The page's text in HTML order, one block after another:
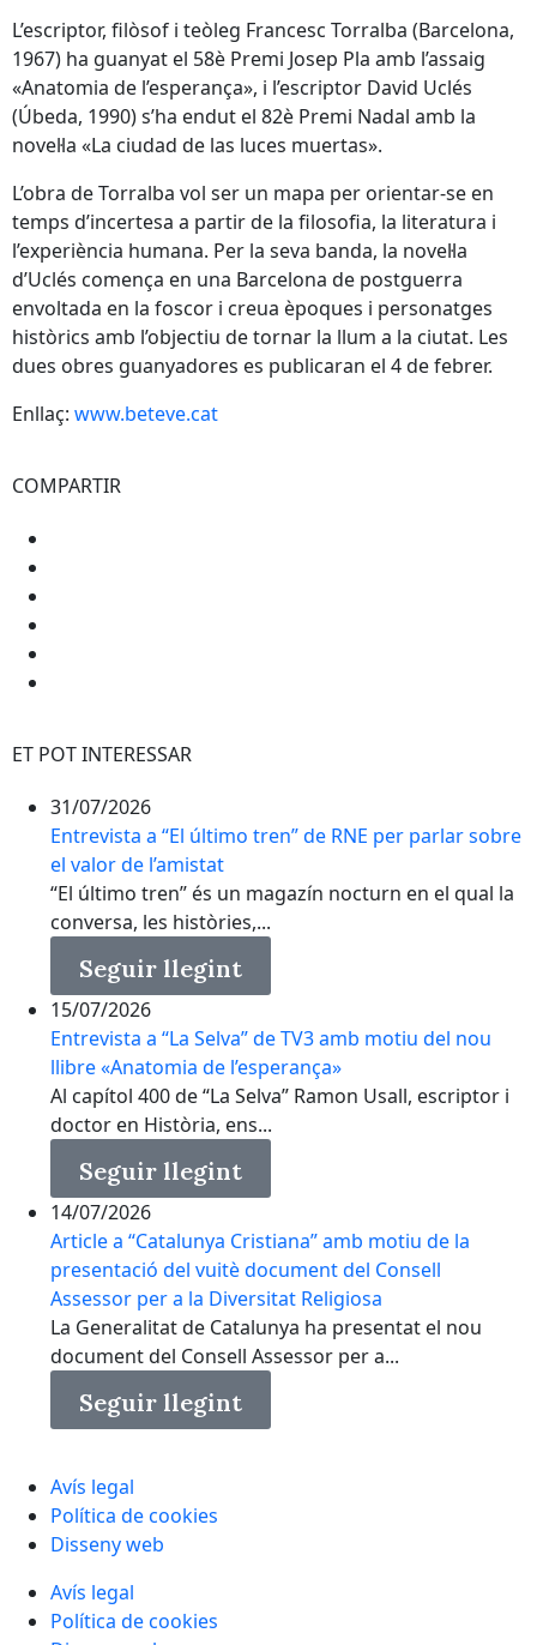
L’escriptor, filòsof i teòleg Francesc Torralba (Barcelona,
1967) ha guanyat el 58è Premi Josep Pla amb l’assaig
«Anatomia de l’esperança», i l’escriptor David Uclés
(Úbeda, 1990) s’ha endut el 82è Premi Nadal amb la
novel·la «La ciudad de las luces muertas».
L’obra de Torralba vol ser un mapa per orientar-se en
temps d’incertesa a partir de la filosofia, la literatura i
l’experiència humana. Per la seva banda, la novel·la
d’Uclés comença en una Barcelona de postguerra
envoltada en la foscor i creua èpoques i personatges
històrics amb l’objectiu de tornar la llum a la ciutat. Les
dues obres guanyadores es publicaran el 4 de febrer.
Enllaç: www.beteve.cat
COMPARTIR
ET POT INTERESSAR
31/07/2026
Entrevista a “El último tren” de RNE per parlar sobre
el valor de l’amistat
“El último tren” és un magazín nocturn en el qual la
conversa, les històries,...
Seguir llegint
15/07/2026
Entrevista a “La Selva” de TV3 amb motiu del nou
llibre «Anatomia de l’esperança»
Al capítol 400 de “La Selva” Ramon Usall, escriptor i
doctor en Història, ens...
Seguir llegint
14/07/2026
Article a “Catalunya Cristiana” amb motiu de la
presentació del vuitè document del Consell
Assessor per a la Diversitat Religiosa
La Generalitat de Catalunya ha presentat el nou
document del Consell Assessor per a...
Seguir llegint
Avís legal
Política de cookies
Disseny web
Avís legal
Política de cookies